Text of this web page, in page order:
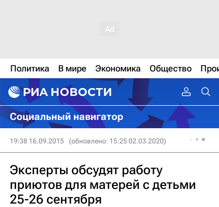
Политика В мире Экономика Общество
Социальный навигатор
19:38 16.09.2015 (обновлено: 15:25 02.03.2020)
Эксперты обсудят работу
приютов для матерей с детьми
25-26 сентября